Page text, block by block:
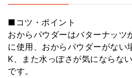
■コツ・ポイント
おからパウダーはバターナッツ
に使用、おからパウダーがない
K、また水っぽさが気にならな
です。